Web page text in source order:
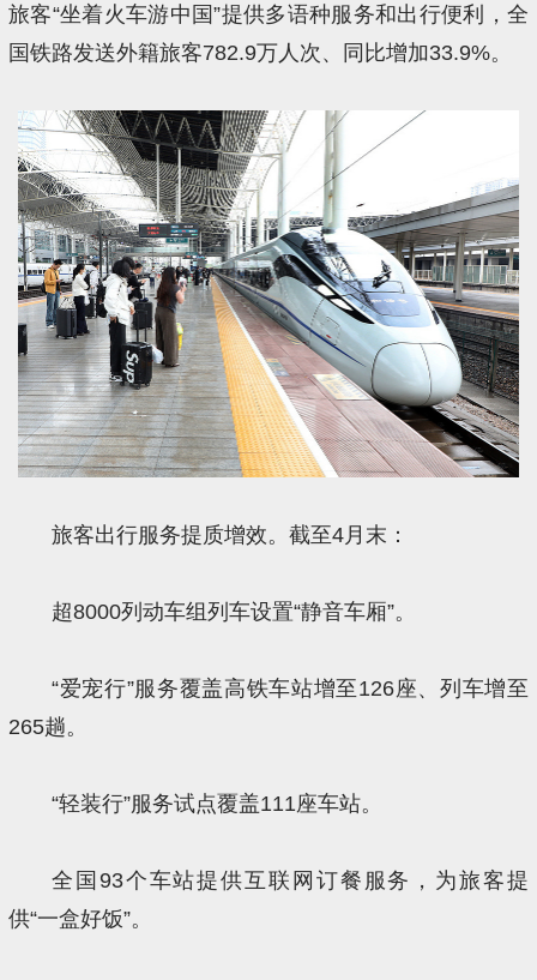
旅客“坐着火车游中国”提供多语种服务和出行便利，全
国铁路发送外籍旅客782.9万人次、同比增加33.9%。
旅客出行服务提质增效。截至4月末：
超8000列动车组列车设置“静音车厢”。
“爱宠行”服务覆盖高铁车站增至126座、列车增至
265趟。
“轻装行”服务试点覆盖111座车站。
全国93个车站提供互联网订餐服务，为旅客提
供“一盒好饭”。